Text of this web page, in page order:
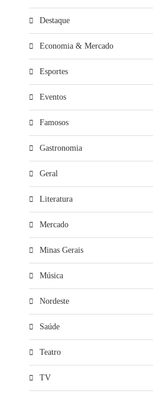
Destaque
Economia & Mercado
Esportes
Eventos
Famosos
Gastronomia
Geral
Literatura
Mercado
Minas Gerais
Música
Nordeste
Saúde
Teatro
TV